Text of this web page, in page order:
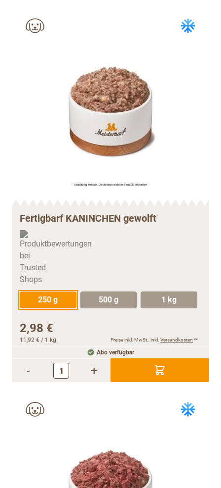
Fertigbarf KANINCHEN gewolft
250 g 500 g 1 kg
2,98 €
11,92 € / 1 kg Preise inkl. MwSt., inkl. Versandkosten **
Abo verfügbar
- +